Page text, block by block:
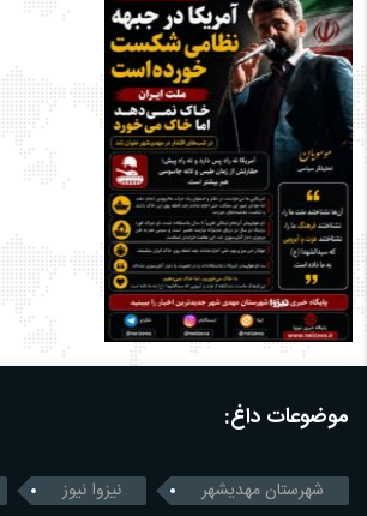
موضوعات داغ:
شهرستان مهدیشهر نیزوا نیوز